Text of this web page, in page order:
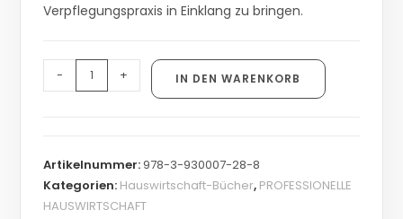
Verpflegungspraxis in Einklang zu bringen.
- + IN DEN WARENKORB
Artikelnummer:978-3-930007-28-8
Kategorien: Hauswirtschaft-Bücher, PROFESSIONELLE
HAUSWIRTSCHAFT